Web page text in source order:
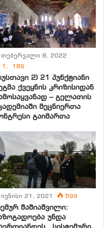
პოზიციასაც და
ასევე, ქვეყანაში
პროცესებმა
თენდებოდა იმ
დავბრუნებოდით,
ჩაქრა 2008
როდესაც ტკივილს
– ტრაგედია, მსხვერპლს
რომელმაც
ჩიხში შეიყვანა და
გადაგვაგდო
უწოდებს საკუთარ
თებერვალი 8, 2022
1, 189
2) 21 პუნქტიანი
ქვეყნის კრიზისიდან
– გელათის
მეცნიერთა
გაიმართა
ივნისი 21, 2021 599
შაშიაშვილი:
უნდა